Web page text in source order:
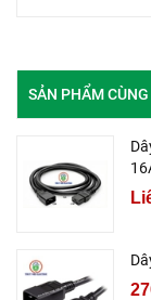
SẢN PHẨM